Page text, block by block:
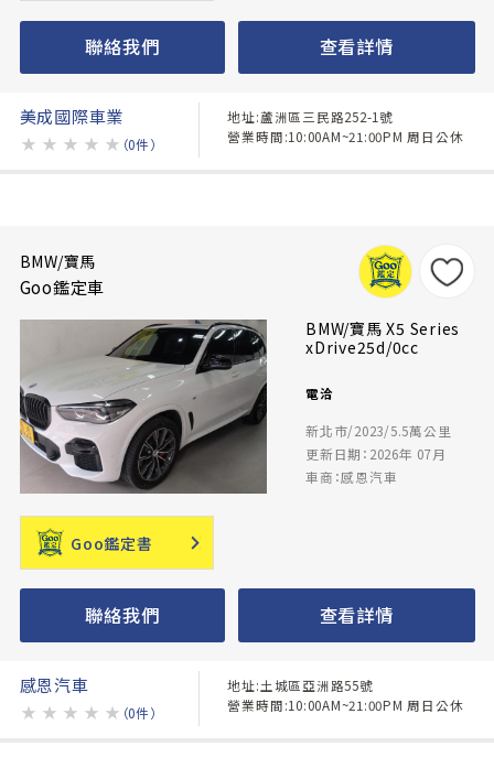
聯絡我們 查看詳情
美成國際車業
★ ★ ★ ★ ★ （0件）
地址:蘆洲區三民路252-1號
營業時間:10:00AM~21:00PM 周日公休
BMW/寶馬
Goo鑑定車
BMW/寶馬 X5 Series
xDrive25d/0cc
電洽
新北市/2023/5.5萬公里
更新日期：2026年 07月
車商：感恩汽車
Goo鑑定書
聯絡我們 查看詳情
感恩汽車
★ ★ ★ ★ ★ （0件）
地址:土城區亞洲路55號
營業時間:10:00AM~21:00PM 周日公休